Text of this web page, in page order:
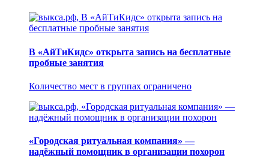
В «АйТиКидс» открыта запись на бесплатные
пробные занятия
Количество мест в группах ограничено
«Городская ритуальная компания» —
надёжный помощник в организации похорон